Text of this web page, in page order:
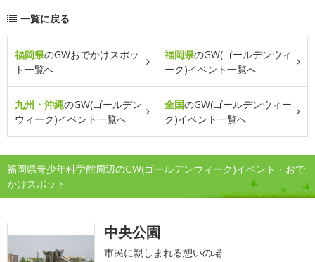
一覧に戻る
福岡県のGWおでかけスポッ
ト一覧へ
福岡県のGW(ゴールデンウィ
ーク)イベント一覧へ
九州・沖縄のGW(ゴールデン
ウィーク)イベント一覧へ
全国のGW(ゴールデンウィー
ク)イベント一覧へ
福岡県青少年科学館周辺のGW(ゴールデンウィーク)イベント・おで
かけスポット
中央公園
市民に親しまれる憩いの場